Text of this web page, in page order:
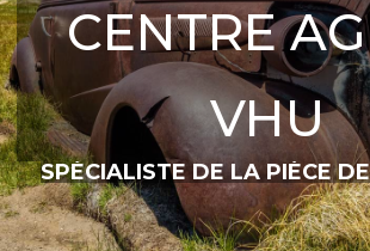
CENTRE
VHU
SPÉCIALISTE DE LA PIÈCE